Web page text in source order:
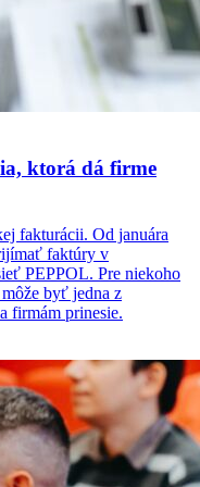
ktorá dá firme
fakturácii. Od januára
faktúry v
PEPPOL. Pre niekoho
byť jedna z
firmám prinesie.